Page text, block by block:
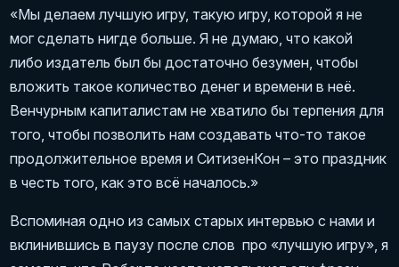
«Мы делаем лучшую игру, такую игру, которой я не
мог сделать нигде больше. Я не думаю, что какой
либо издатель был бы достаточно безумен, чтобы
вложить такое количество денег и времени в неё.
Венчурным капиталистам не хватило бы терпения для
того, чтобы позволить нам создавать что-то такое
продолжительное время и СитизенКон – это праздник
в честь того, как это всё началось.»
Вспоминая одно из самых старых интервью с нами и
вклинившись в паузу после слов про «лучшую игру», я